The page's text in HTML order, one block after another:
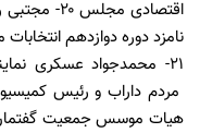
اقتصادی
نامزد دوره دوازدهم
۲۱- محمدجواد عسکری
مردم داراب و رئیس